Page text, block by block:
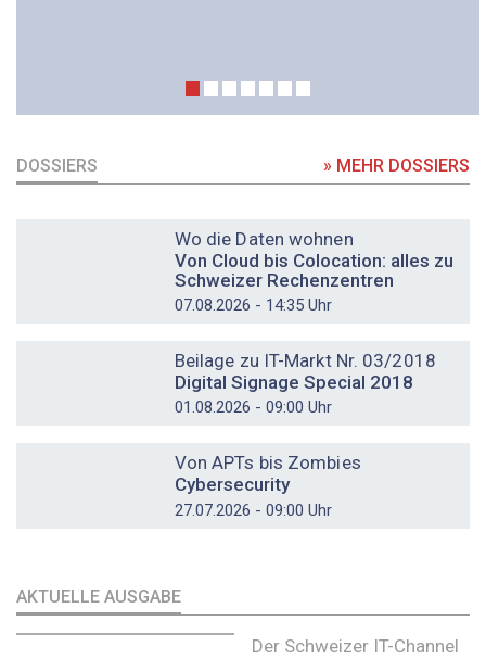
DOSSIERS » MEHR DOSSIERS
Wo die Daten wohnen
Von Cloud bis Colocation: alles zu
Schweizer Rechenzentren
07.08.2026 - 14:35 Uhr
Beilage zu IT-Markt Nr. 03/2018
Digital Signage Special 2018
01.08.2026 - 09:00 Uhr
Von APTs bis Zombies
Cybersecurity
27.07.2026 - 09:00 Uhr
AKTUELLE AUSGABE
Der Schweizer IT-Channel